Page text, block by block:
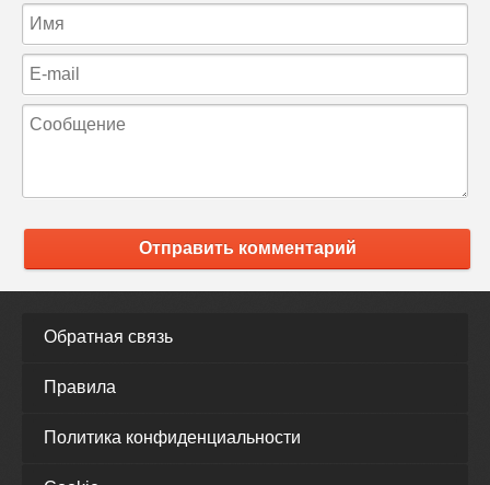
Отправить комментарий
Обратная связь
Правила
Политика конфиденциальности